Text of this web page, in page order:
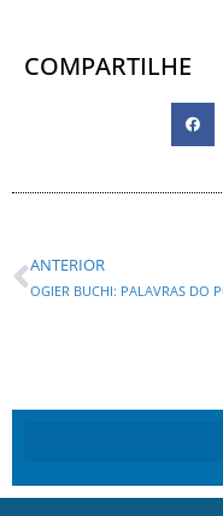
COMPARTILHE
ANTERIOR